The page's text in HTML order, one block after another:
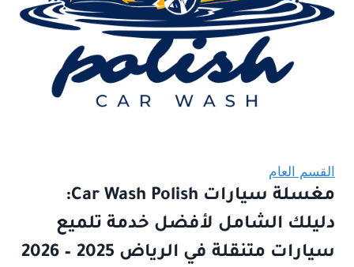
القسم العام
مغسلة سيارات Car Wash Polish:
دليلك الشامل لأفضل خدمة تلميع
سيارات متنقلة في الرياض 2025 – 2026